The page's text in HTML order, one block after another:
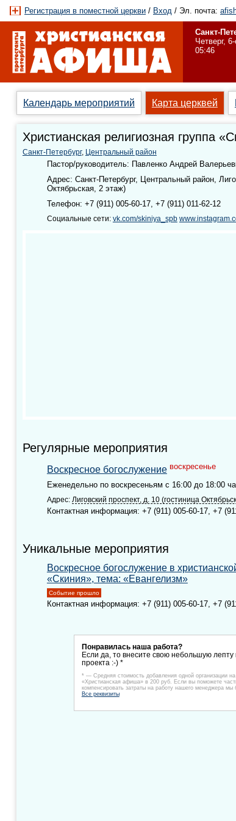
Регистрация в поместной церкви / Вход / Эл. почта:
Санкт-
Четверг,
05:46
Календарь мероприятий Карта церквей
Христианская религиозная группа
Санкт-Петербург, Центральный район
Пастор/руководитель: Павленко Андрей
Адрес: Санкт-Петербург, Центральный район,
Октябрьская, 2 этаж)
Телефон: +7 (911) 005-60-17, +7 (911) 011-62-12
Социальные сети: vk.com/skiniya_spb
Регулярные мероприятия
Воскресное богослужение воскресенье
Еженедельно по воскресеньям с 16:00 до 18:00
Адрес: Лиговский проспект, д. 10 (гостиница
Контактная информация: +7 (911) 005-60-17, +7
Уникальные мероприятия
Воскресное богослужение в
«Скиния», тема: «Евангелизм»
Событие прошло
Контактная информация: +7 (911) 005-60-17, +7
Понравилась наша работа?
Если да, то внесите свою небольшую лепту
проекта :-) *
* — Средняя стоимость добавления одной организации на
«Христианская афиша» в 200 руб. Если вы поможете
компенсировать затраты на работу нашего менеджера мы
Все реквизиты